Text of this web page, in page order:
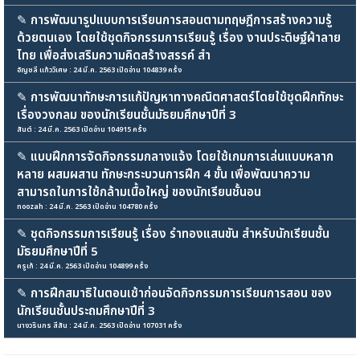
✎ การพัฒนารูปแบบการเรียนการสอนตามทฤษฎีการสร้างความรู้
ด้วยตนเอง โดยใช้ชุดกิจกรรมการเรียนรู้ เรื่อง งานประดิษฐ์ผ้าลาย
ไทย เพื่อส่งเสริมความคิดสร้างสรรค์ สำ
อัญชลี แก้ววิเศษ : 24 มี.ค. 2563 เปิดอ่าน 104839 ครั้ง
✎ การพัฒนาทักษะการแก้ปัญหาทางคณิตศาสตร์โดยใช้ชุดฝึกทักษะ
เรื่องวงกลม ของนักเรียนชั้นมัธยมศึกษาปีที่ 3
สันต์ : 24 มี.ค. 2563 เปิดอ่าน 104915 ครั้ง
✎ แบบฝึกการจัดกิจกรรมกลางแจ้ง โดยใช้เกมการเล่นแบบหลาก
หลาย ผสมผสาน ทักษะกระบวนการฝึก 4 ขั้น เพื่อพัฒนาความ
สามารถในการใช้กล้ามเนื้อใหญ่ ของนักเรียนชั้นอน
noozah : 24 มี.ค. 2563 เปิดอ่าน 104780 ครั้ง
✎ ชุดกิจกรรมการเรียนรู้ เรื่อง รำทองแสนขัน สำหรับนักเรียนชั้น
มัธยมศึกษาปีที่ 5
ครูเก้ : 24 มี.ค. 2563 เปิดอ่าน 104899 ครั้ง
✎ การฝึกสมาธิในตอนเช้าก่อนจัดกิจกรรมการเรียนการสอน ของ
นักเรียนชั้นประถมศึกษาปีที่ 3
นางวรินภร สีสัน : 24 มี.ค. 2563 เปิดอ่าน 107031 ครั้ง